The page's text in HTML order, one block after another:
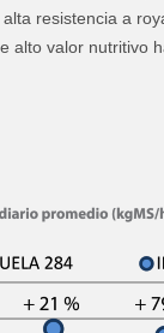
resistencia a
alto valor nutritivo